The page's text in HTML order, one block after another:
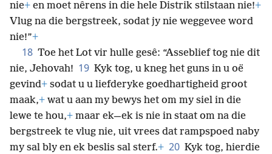
nie+ en moet nêrens in die hele Distrik stilstaan nie!+
Vlug na die bergstreek, sodat jy nie weggevee word
nie!”+
18 Toe het Lot vir hulle gesê: “Asseblief tog nie dit
nie, Jehovah! 19 Kyk tog, u kneg het guns in u oë
gevind+ sodat u u liefderyke goedhartigheid groot
maak,+ wat u aan my bewys het om my siel in die
lewe te hou,+ maar ek—ek is nie in staat om na die
bergstreek te vlug nie, uit vrees dat rampspoed naby
my sal bly en ek beslis sal sterf.+ 20 Kyk tog, hierdie